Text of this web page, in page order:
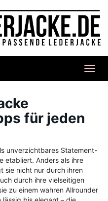
für jeden
unverzichtbares Statement-
etabliert. Anders als ihre
sie nicht nur durch ihren
durch ihre vielseitigen
zu einem wahren Allrounder